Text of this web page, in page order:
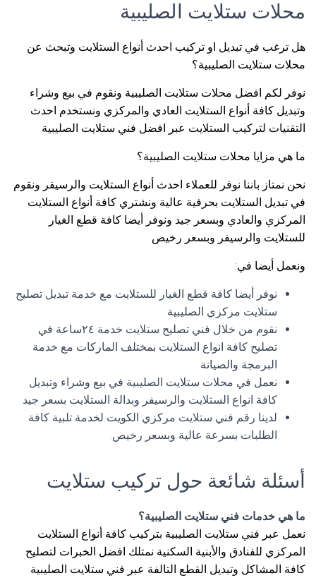
محلات ستلايت الصليبية
هل ترغب في تبديل او تركيب احدث أنواع الستلايت وتبحث عن
محلات ستلايت الصليبية؟
نوفر لكم افضل محلات ستلايت الصليبية ونقوم في بيع وشراء
وتبديل كافة أنواع الستلايت العادي والمركزي ونستخدم احدث
التقنيات لتركيب الستلايت عبر افضل فني ستلايت الصليبية
ما هي مزايا محلات ستلايت الصليبية؟
نحن نمتاز باننا نوفر للعملاء احدث أنواع الستلايت والرسيفر ونقوم
في تبديل الستلايت بحرفية عالية ونشتري كافة أنواع الستلايت
المركزي والعادي وبسعر جيد ونوفر أيضا كافة قطع الغيار
للستلايت والرسيفر وبسعر رخيص
ونعمل أيضا في:
نوفر أيضا كافة قطع الغيار للستلايت مع خدمة تبديل تصليح
ستلايت مركزي الصليبية
نقوم من خلال فني تصليح ستلايت خدمة ٢٤ساعة في
تصليح كافة انواع الستلايت بمختلف الماركات مع خدمة
البرمجة والصيانة
نعمل في محلات ستلايت الصليبية في بيع وشراء وتبديل
كافة انواع الستلايت والرسيفر وبدالة الستلايت بسعر جيد
لدينا رقم فني ستلايت مركزي الكويت لخدمة تلبية كافة
الطلبات بسرعة عالية وبسعر رخيص.
أسئلة شائعة حول تركيب ستلايت
ما هي خدمات فني ستلايت الصليبية؟
نعمل عبر فني ستلايت الصليبية بتركيب كافة أنواع الستلايت
المركزي للفنادق والأبنية السكنية نمتلك افضل الخبرات لتصليح
كافة المشاكل وتبديل القطع التالفة عبر فني ستلايت الصليبية